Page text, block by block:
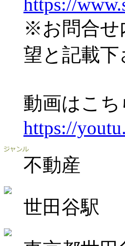
https://
※お問合せ
望と記載下
動画はこち
https://
不動産
世田谷駅